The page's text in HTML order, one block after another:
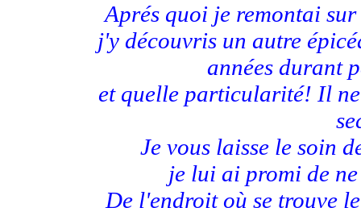
Aprés quoi je remontai
j'y découvris un autre
années durant
et quelle particularité! Il ne
Je vous laisse le soin
je lui ai promi de
De l'endroit où se trouve